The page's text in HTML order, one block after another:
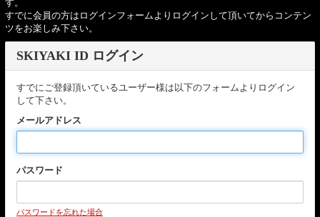
す。
すでに会員の方はログインフォームよりログインして頂いてからコンテン
ツをお楽しみ下さい。
SKIYAKI ID ログイン
すでにご登録頂いているユーザー様は以下のフォームよりログイン
して下さい。
メールアドレス
パスワード
パスワードを忘れた場合